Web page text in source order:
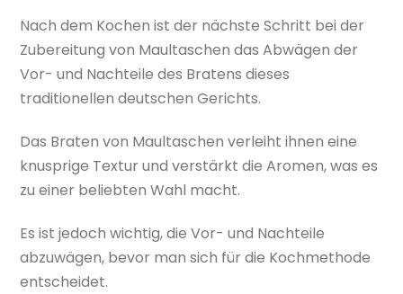
Nach dem Kochen ist der nächste Schritt bei der
Zubereitung von Maultaschen das Abwägen der
Vor- und Nachteile des Bratens dieses
traditionellen deutschen Gerichts.
Das Braten von Maultaschen verleiht ihnen eine
knusprige Textur und verstärkt die Aromen, was es
zu einer beliebten Wahl macht.
Es ist jedoch wichtig, die Vor- und Nachteile
abzuwägen, bevor man sich für die Kochmethode
entscheidet.